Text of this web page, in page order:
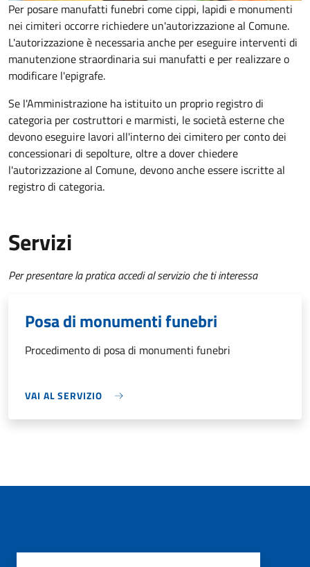
Per posare manufatti funebri come cippi, lapidi e monumenti
nei cimiteri occorre richiedere un'autorizzazione al Comune.
L'autorizzazione è necessaria anche per eseguire interventi di
manutenzione straordinaria sui manufatti e per realizzare o
modificare l'epigrafe.
Se l'Amministrazione ha istituito un proprio registro di
categoria per costruttori e marmisti, le società esterne che
devono eseguire lavori all'interno dei cimitero per conto dei
concessionari di sepolture, oltre a dover chiedere
l'autorizzazione al Comune, devono anche essere iscritte al
registro di categoria.
Servizi
Per presentare la pratica accedi al servizio che ti interessa
Posa di monumenti funebri
Procedimento di posa di monumenti funebri
VAI AL SERVIZIO